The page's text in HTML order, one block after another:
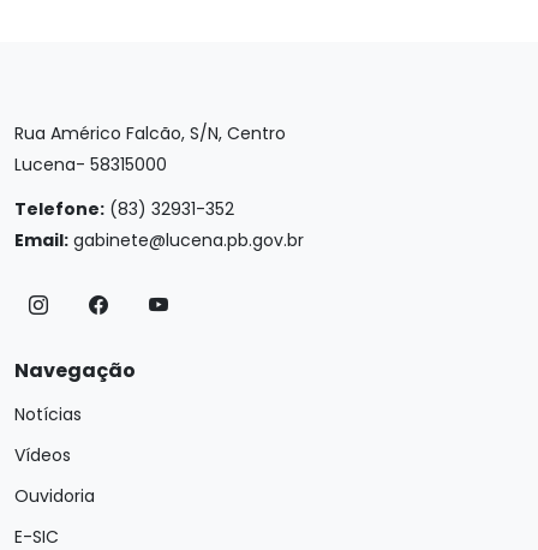
Rua Américo Falcão, S/N, Centro
Lucena- 58315000
Telefone: (83) 32931-352
Email: gabinete@lucena.pb.gov.br
Navegação
Notícias
Vídeos
Ouvidoria
E-SIC